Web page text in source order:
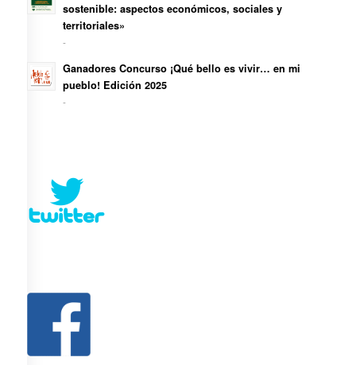
sostenible: aspectos económicos, sociales y
territoriales»
-
Ganadores Concurso ¡Qué bello es vivir… en mi
pueblo! Edición 2025
-